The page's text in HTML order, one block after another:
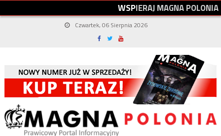
WSPIERAJMAGNAPOLONIA
Czwartek, 06 Sierpnia 2026